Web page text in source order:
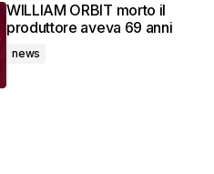
WILLIAM ORBIT morto il
produttore aveva 69 anni
news